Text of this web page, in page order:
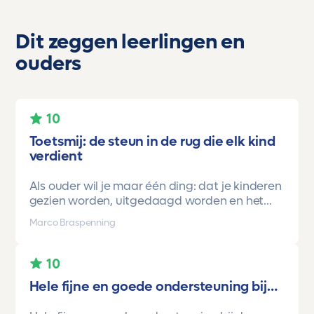
Dit zeggen leerlingen en
ouders
10
Toetsmij: de steun in de rug die elk kind
verdient
Als ouder wil je maar één ding: dat je kinderen
gezien worden, uitgedaagd worden en het
vertrouwen krijgen dat ze méér kunnen dan ze
zelf soms denken. Voor ons is Toetsmij daarin
kader. Een lieve, slimme meid, maar soms
Marco Braspenning
10
Hele fijne en goede ondersteuning bij…